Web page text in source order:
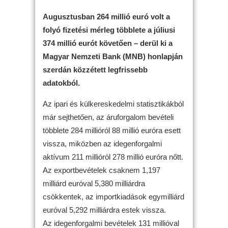
Augusztusban 264 millió euró volt a
folyó fizetési mérleg többlete a júliusi
374 millió eurót követően – derül ki a
Magyar Nemzeti Bank (MNB) honlapján
szerdán közzétett legfrissebb
adatokból.
Az ipari és külkereskedelmi statisztikákból
már sejthetően, az áruforgalom bevételi
többlete 284 millióról 88 millió euróra esett
vissza, miközben az idegenforgalmi
aktívum 211 millióról 278 millió euróra nőtt.
Az exportbevételek csaknem 1,197
milliárd euróval 5,380 milliárdra
csökkentek, az importkiadások egymilliárd
euróval 5,292 milliárdra estek vissza.
Az idegenforgalmi bevételek 131 millióval